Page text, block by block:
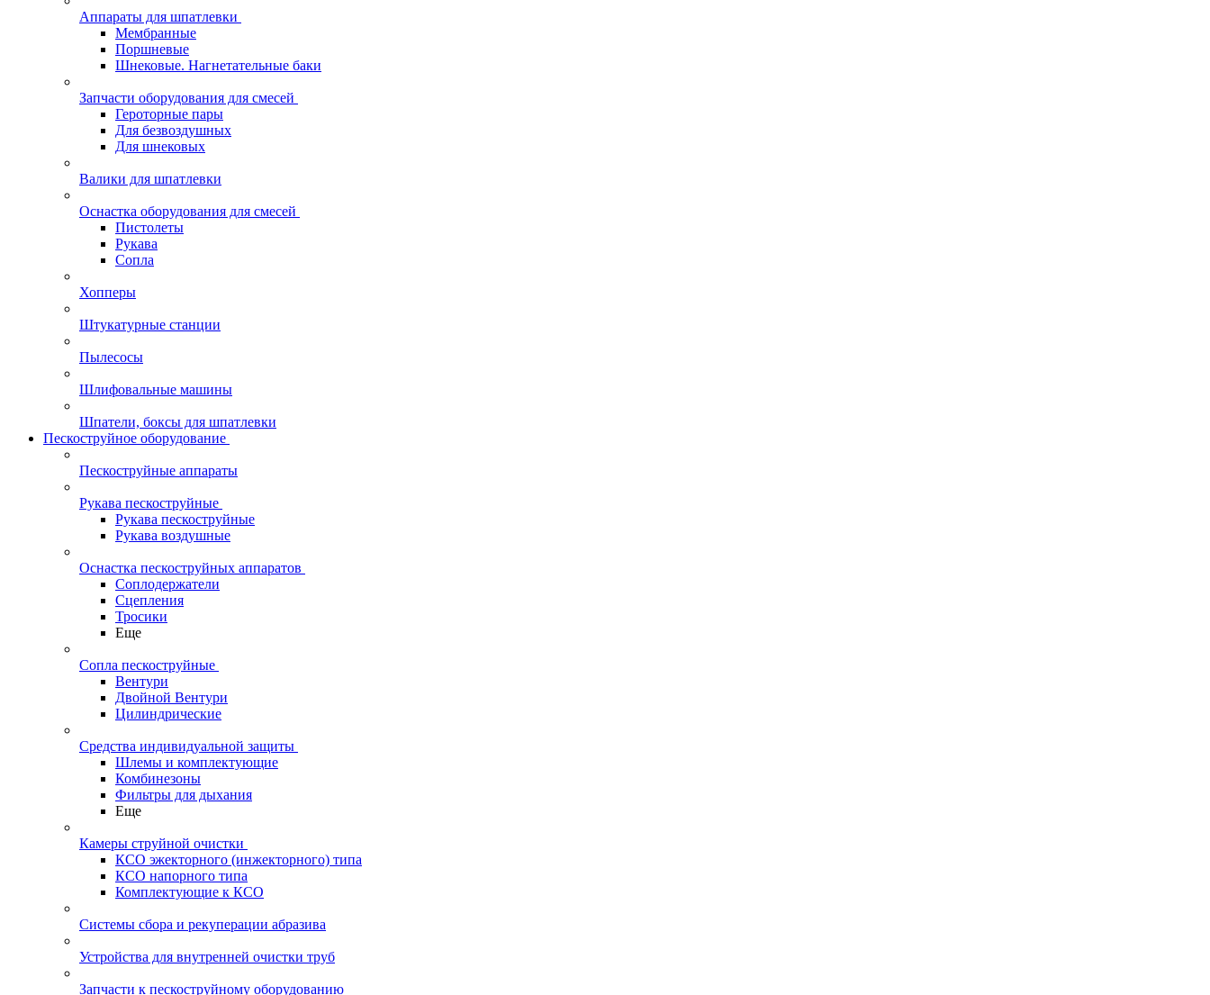
Аппараты для шпатлевки
Мембранные
Поршневые
Шнековые. Нагнетательные баки
Запчасти оборудования для смесей
Героторные пары
Для безвоздушных
Для шнековых
Валики для шпатлевки
Оснастка оборудования для смесей
Пистолеты
Рукава
Сопла
Хопперы
Штукатурные станции
Пылесосы
Шлифовальные машины
Шпатели, боксы для шпатлевки
Пескоструйное оборудование
Пескоструйные аппараты
Рукава пескоструйные
Рукава пескоструйные
Рукава воздушные
Оснастка пескоструйных аппаратов
Соплодержатели
Сцепления
Тросики
Еще
Сопла пескоструйные
Вентури
Двойной Вентури
Цилиндрические
Средства индивидуальной защиты
Шлемы и комплектующие
Комбинезоны
Фильтры для дыхания
Еще
Камеры струйной очистки
КСО эжекторного (инжекторного) типа
КСО напорного типа
Комплектующие к КСО
Системы сбора и рекуперации абразива
Устройства для внутренней очистки труб
Запчасти к пескоструйному оборудованию